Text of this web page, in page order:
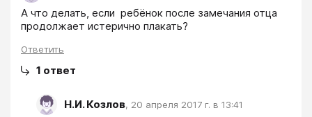
А что делать, если  ребёнок после замечания отца
продолжает истерично плакать?
Ответить
1 ответ
Н.И. Козлов, 20 апреля 2017 г. в 13:41